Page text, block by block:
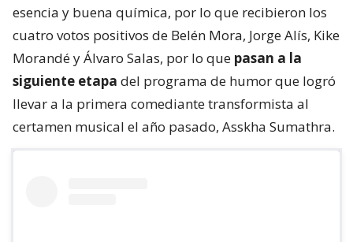
esencia y buena química, por lo que recibieron los
cuatro votos positivos de Belén Mora, Jorge Alís, Kike
Morandé y Álvaro Salas, por lo que pasan a la
siguiente etapa del programa de humor que logró
llevar a la primera comediante transformista al
certamen musical el año pasado, Asskha Sumathra.